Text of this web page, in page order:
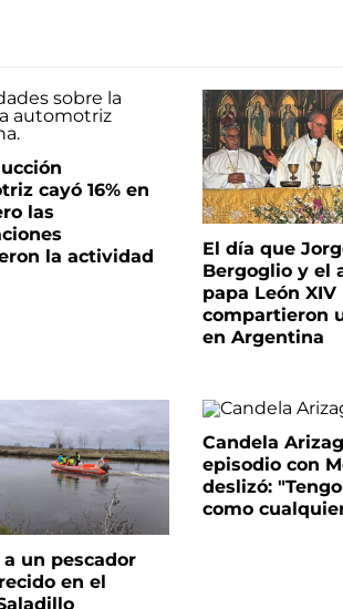
cayó 16% en
las
la actividad
El día que
Bergoglio y el
papa León XIV
compartieron
en Argentina
a un pescador
en el
Candela
episodio con
deslizó:
como